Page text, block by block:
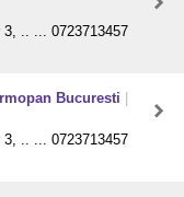
3, .. ... 0723713457
Bucuresti
3, .. ... 0723713457